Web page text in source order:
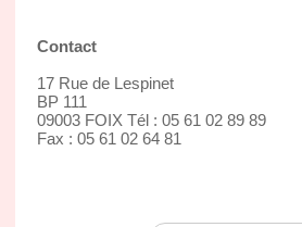
Contact
17 Rue de Lespinet
BP 111
09003 FOIX Tél : 05 61 02 89 89
Fax : 05 61 02 64 81